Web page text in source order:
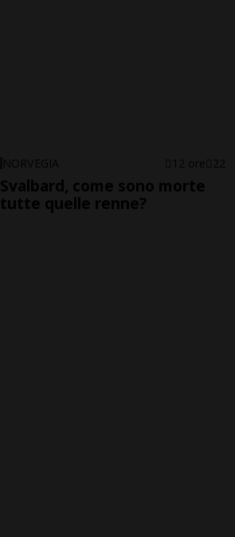
NORVEGIA 12 ore 22
Svalbard, come sono morte
tutte quelle renne?